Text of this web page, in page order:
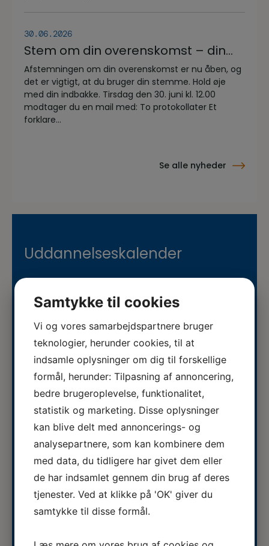
30.06.2026
Stem om din overenskomst – din
stemme er vigtig!
Afstemningen om din overenskomst er nu åben, og
det er vigtigt, at du bruger din stemme. Hold øje
med din indbakke. Tirsdag den 30. juni kl. 12.00
modtager du en mail med: To protokollater Et
forklare...
Se alle nyheder
Uddannelseskalender
07.08.2026
Autoriseret Veterinærsygeplejerske
søges til fuldtidsstilling hos
Vestermose Dyreklinik på
Vestsjælland
Se stillingsopslaget her...
05.08.2026
ERFA møde for oplæringsansvarlige
på veterinærsygeplejerske
uddannelsen d.8.+9.+10. september.
Se invitationen herunder.
ERFA 2026...
03.08.2026
Veterinærsygeplejerske søges til
Hvidsten Dyrehospital
Se stillingsopslaget her...
Samtykke til cookies
Vi og vores samarbejdspartnere bruger
teknologier, herunder cookies, til at
indsamle oplysninger om dig til forskellige
formål, herunder: Tilpasning af annoncering,
bedre brugeroplevelse, funktionalitet,
statistik og marketing. Disse oplysninger
kan blive delt med annoncerings- og
analysepartnere, som kan kombinere dem
med data, du tidligere har givet dem eller
de har indsamlet gennem din brug af deres
tjenester. Ved at klikke på 'OK' giver du
samtykke til disse formål.